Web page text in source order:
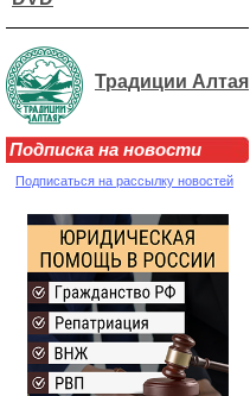
Традиции Алтая
Подписка на новости
Подписаться на рассылку новостей